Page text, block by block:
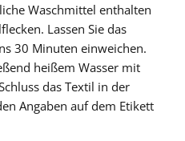
Waschmittel enthalten
Lassen Sie das
30 Minuten einweichen.
heißem Wasser mit
das Textil in der
Angaben auf dem Etikett